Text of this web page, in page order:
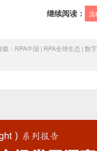
继续阅读： 流
： RPA中国 | RPA全球生态 | 数